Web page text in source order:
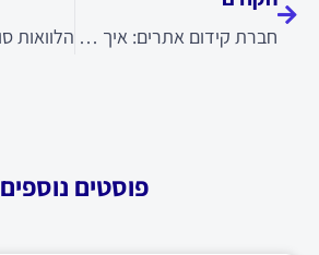
חברת קידום אתרים: איך לבחור נכון
פוסטים נוספים